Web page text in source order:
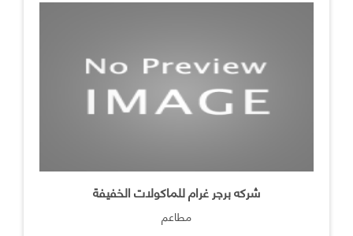
شركه برجر غرام للماكولات الخفيفة
مطاعم